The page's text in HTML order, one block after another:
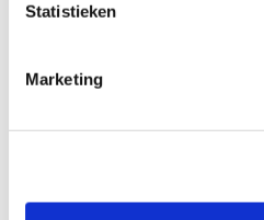
Statistieken
Marketing
Niet op